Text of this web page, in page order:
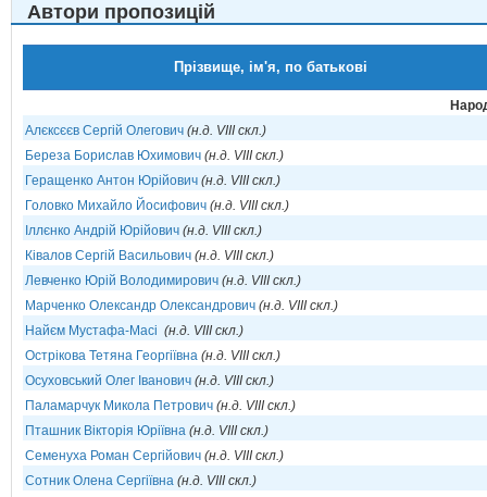
Автори пропозицій
Прізвище, ім'я, по батькові
Алєксєєв Сергій Олегович (н.д. VIII скл.)
Береза Борислав Юхимович (н.д. VIII скл.)
Геращенко Антон Юрійович (н.д. VIII скл.)
Головко Михайло Йосифович (н.д. VIII скл.)
Іллєнко Андрій Юрійович (н.д. VIII скл.)
Ківалов Сергій Васильович (н.д. VIII скл.)
Левченко Юрій Володимирович (н.д. VIII скл.)
Марченко Олександр Олександрович (н.д. VIII скл.)
Найєм Мустафа-Масі (н.д. VIII скл.)
Острікова Тетяна Георгіївна (н.д. VIII скл.)
Осуховський Олег Іванович (н.д. VIII скл.)
Паламарчук Микола Петрович (н.д. VIII скл.)
Пташник Вікторія Юріївна (н.д. VIII скл.)
Семенуха Роман Сергійович (н.д. VIII скл.)
Сотник Олена Сергіївна (н.д. VIII скл.)